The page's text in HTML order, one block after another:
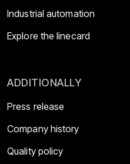
Industrial automation
Explore the linecard
ADDITIONALLY
Press release
Company history
Quality policy